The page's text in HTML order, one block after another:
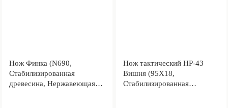
Нож Финка (N690,
Стабилизированная
древесина, Нержавеющая
Нож тактический НР-43
Вишня (95Х18,
Стабилизированная